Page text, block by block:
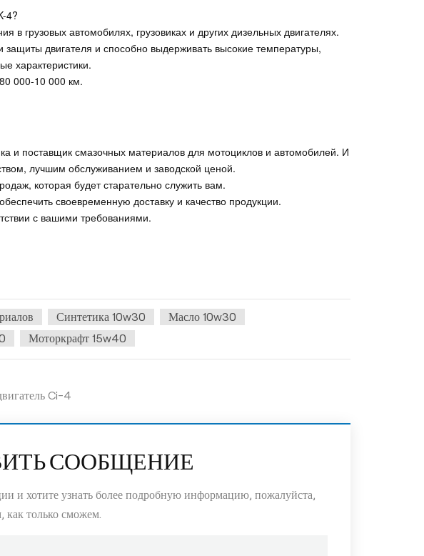
4?
в грузовых автомобилях, грузовиках и других дизельных двигателях.
двигателя и способно выдерживать высокие температуры,
характеристики.
000-10 000 км.
и поставщик смазочных материалов для мотоциклов и автомобилей. И
лучшим обслуживанием и заводской ценой.
которая будет старательно служить вам.
своевременную доставку и качество продукции.
с вашими требованиями.
Синтетика 10w30
Масло 10w30
Моторкрафт 15w40
Ci-4
СООБЩЕНИЕ
и хотите узнать более подробную информацию, пожалуйста,
как только сможем.